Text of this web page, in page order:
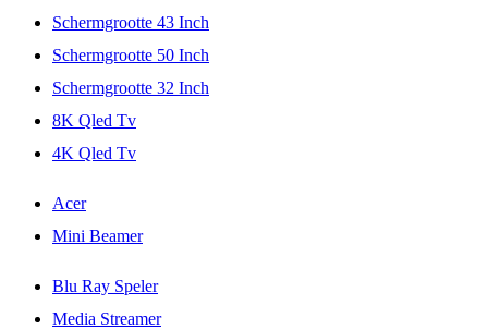
Schermgrootte 43 Inch
Schermgrootte 50 Inch
Schermgrootte 32 Inch
8K Qled Tv
4K Qled Tv
Acer
Mini Beamer
Blu Ray Speler
Media Streamer